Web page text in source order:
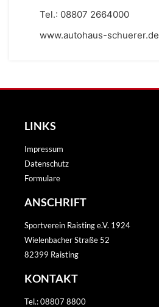
Tel.: 08807 2664000
www.autohaus-schuerer.de
LINKS
Impressum
Datenschutz
Formulare
ANSCHRIFT
Sportverein Raisting e.V. 1924
Wielenbacher Straße 52
82399 Raisting
KONTAKT
Tel.: 08807 8800